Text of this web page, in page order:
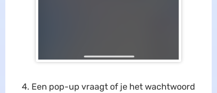
Een pop-up vraagt of je het wachtwoord